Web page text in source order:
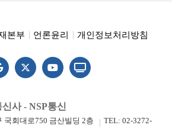
본부 언론윤리 개인정보처리방침
사 - NSP통신
국회대로750 금산빌딩 2층
TEL: 02-3272-